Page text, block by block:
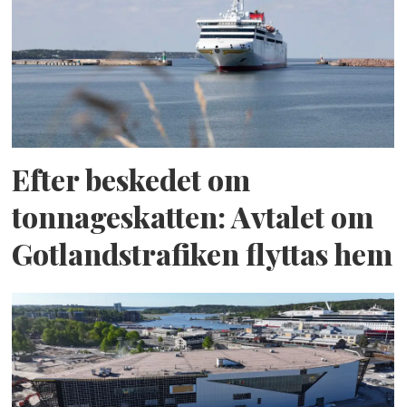
Efter beskedet om
tonnageskatten: Avtalet om
Gotlandstrafiken flyttas hem